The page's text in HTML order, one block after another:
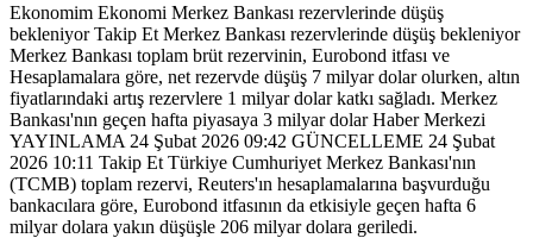
Ekonomim Ekonomi Merkez Bankası rezervlerinde düşüş
bekleniyor Takip Et Merkez Bankası rezervlerinde düşüş bekleniyor
Merkez Bankası toplam brüt rezervinin, Eurobond itfası ve
Hesaplamalara göre, net rezervde düşüş 7 milyar dolar olurken, altın
fiyatlarındaki artış rezervlere 1 milyar dolar katkı sağladı. Merkez
Bankası'nın geçen hafta piyasaya 3 milyar dolar Haber Merkezi
YAYINLAMA 24 Şubat 2026 09:42 GÜNCELLEME 24 Şubat
2026 10:11 Takip Et Türkiye Cumhuriyet Merkez Bankası'nın
(TCMB) toplam rezervi, Reuters'ın hesaplamalarına başvurduğu
bankacılara göre, Eurobond itfasının da etkisiyle geçen hafta 6
milyar dolara yakın düşüşle 206 milyar dolara geriledi.